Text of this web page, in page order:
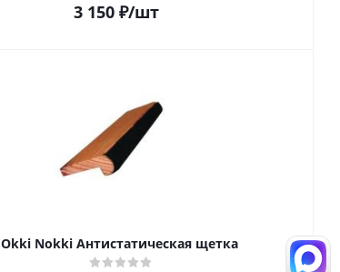
3 150₽/шт
Okki Nokki Антистатическая щетка